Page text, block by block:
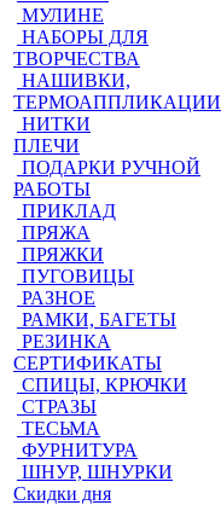
МУЛИНЕ
НАБОРЫ ДЛЯ
ТВОРЧЕСТВА
НАШИВКИ,
ТЕРМОАППЛИКАЦИИ
НИТКИ
ПЛЕЧИ
ПОДАРКИ РУЧНОЙ
РАБОТЫ
ПРИКЛАД
ПРЯЖА
ПРЯЖКИ
ПУГОВИЦЫ
РАЗНОЕ
РАМКИ, БАГЕТЫ
РЕЗИНКА
СЕРТИФИКАТЫ
СПИЦЫ, КРЮЧКИ
СТРАЗЫ
ТЕСЬМА
ФУРНИТУРА
ШНУР, ШНУРКИ
Скидки дня